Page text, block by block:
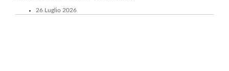
26 Luglio 2026